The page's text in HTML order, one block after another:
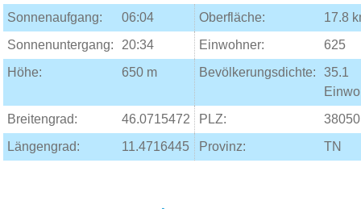
Sonnenaufgang: 06:04 Oberfläche:
17.8
Sonnenuntergang:
20:34 Einwohner:
625
Höhe:
650 m Bevölkerungsdichte:
35.1
Breitengrad:
46.0715472 PLZ:
38050
Längengrad:
11.4716445 Provinz: TN